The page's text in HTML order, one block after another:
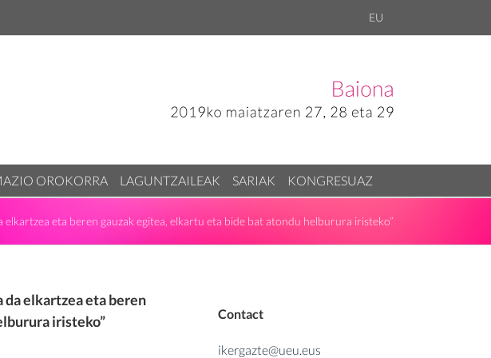
EU
OROKORRA LAGUNTZAILEAK SARIAK KONGRESUAZ
elkartzea eta beren gauzak egitea, elkartu eta bide bat atondu helburura iristeko”
da elkartzea eta beren
iristeko”
Contact
ikergazte@ueu.eus